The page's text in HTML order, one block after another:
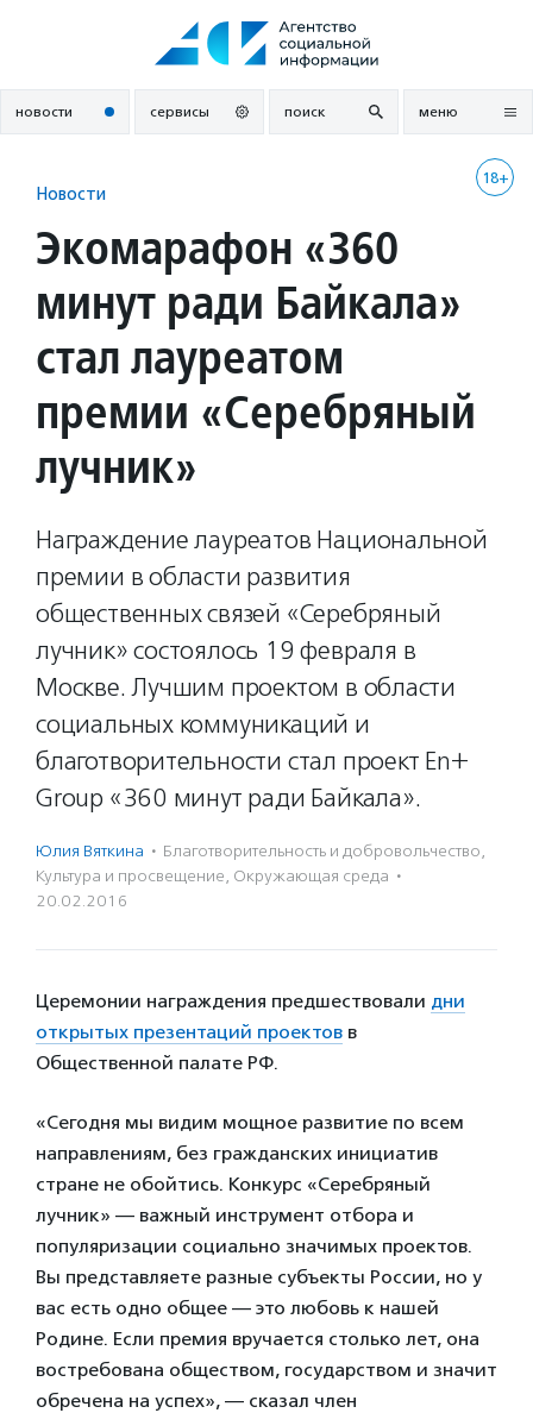
новости сервисы поиск меню
18+
Новости
Экомарафон «360
минут ради Байкала»
стал лауреатом
премии «Серебряный
лучник»
Награждение лауреатов Национальной
премии в области развития
общественных связей «Серебряный
лучник» состоялось 19 февраля в
Москве. Лучшим проектом в области
социальных коммуникаций и
благотворительности стал проект En+
Group «360 минут ради Байкала».
Юлия Вяткина · Благотвори­тель­ность и доброволь­чест­во,
Культура и просвещение, Окружающая среда ·
20.02.2016
Церемонии награждения предшествовали дни
открытых презентаций проектов в
Общественной палате РФ.
«Сегодня мы видим мощное развитие по всем
направлениям, без гражданских инициатив
стране не обойтись. Конкурс «Серебряный
лучник» — важный инструмент отбора и
популяризации социально значимых проектов.
Вы представляете разные субъекты России, но у
вас есть одно общее — это любовь к нашей
Родине. Если премия вручается столько лет, она
востребована обществом, государством и значит
обречена на успех», — сказал член